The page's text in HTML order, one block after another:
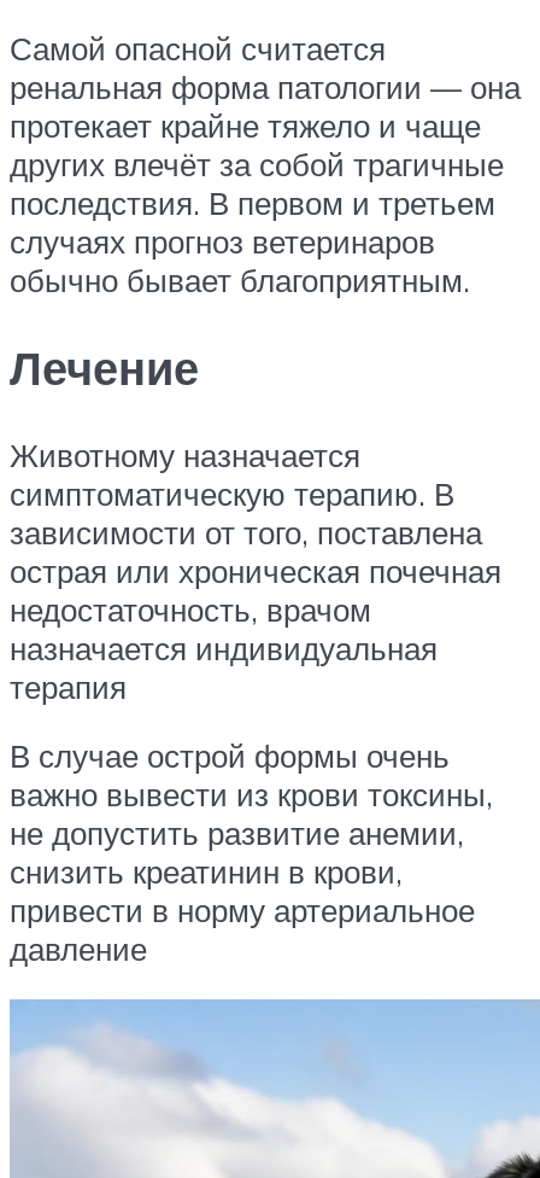
Самой опасной считается
ренальная форма патологии — она
протекает крайне тяжело и чаще
других влечёт за собой трагичные
последствия. В первом и третьем
случаях прогноз ветеринаров
обычно бывает благоприятным.
Лечение
Животному назначается
симптоматическую терапию. В
зависимости от того, поставлена
острая или хроническая почечная
недостаточность, врачом
назначается индивидуальная
терапия
В случае острой формы очень
важно вывести из крови токсины,
не допустить развитие анемии,
снизить креатинин в крови,
привести в норму артериальное
давление